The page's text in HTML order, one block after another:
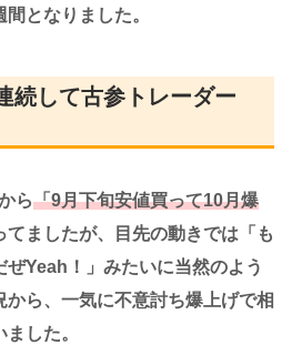
となりました。
続して古参トレーダー
ら「9月下旬安値買って10月爆
てましたが、目先の動きでは「も
ぜYeah！」みたいに当然のよう
ら、一気に不意討ち爆上げで相
した。